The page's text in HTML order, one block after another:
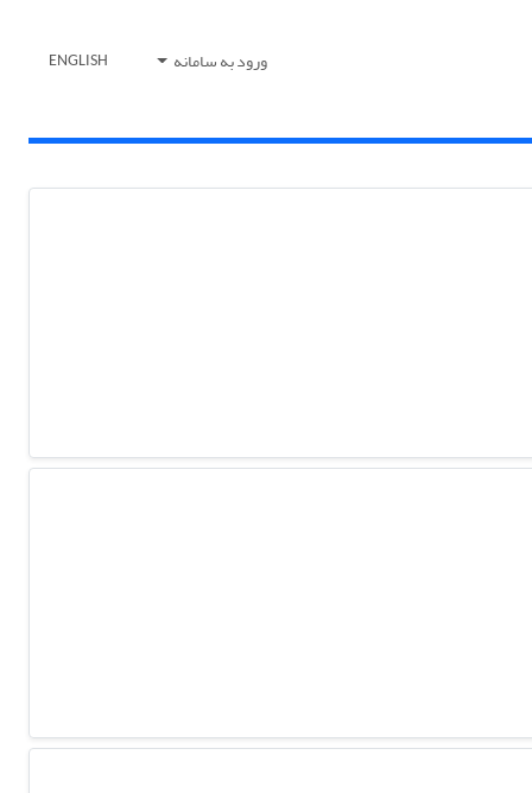
ورود به سامانه ENGLISH